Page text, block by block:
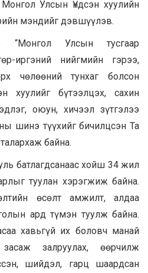
Улсын Үндсэн хуулийн
мэндийг дэвшүүлэв.
“Монгол Улсын тусгаар
иргэний нийгмийн гэрээ,
чөлөөний тунхаг болсон
хуулийг бүтээлцэх, сахин
оюун, хичээл зүтгэлээ
шинэ түүхийг бичилцсэн Та
байна.
батлагдсанаас хойш 34 жил
туулан хэрэгжиж байна.
өсөлт амжилт, алдаа
ард түмэн туулж байна.
хавьгүй их боловч манай
залруулах, өөрчилж
шийдэл, гарц шаардсан